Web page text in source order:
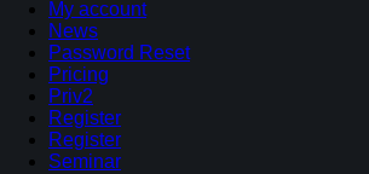
My account
News
Password Reset
Pricing
Priv2
Register
Register
Seminar